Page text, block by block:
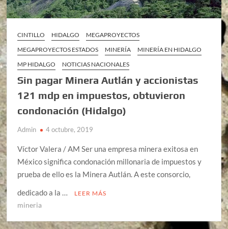
CINTILLO HIDALGO
MEGAPROYECTOS
MEGAPROYECTOS ESTADOS
MINERÍA
MINERÍA EN HIDALGO
MP HIDALGO
NOTICIAS NACIONALES
Sin pagar Minera Autlán y accionistas
121 mdp en impuestos, obtuvieron
condonación (Hidalgo)
Admin 4 octubre, 2019
Víctor Valera / AM Ser una empresa minera exitosa en
México significa condonación millonaria de impuestos y
prueba de ello es la Minera Autlán. A este consorcio,
dedicado a la …
LEER MÁS
mineria